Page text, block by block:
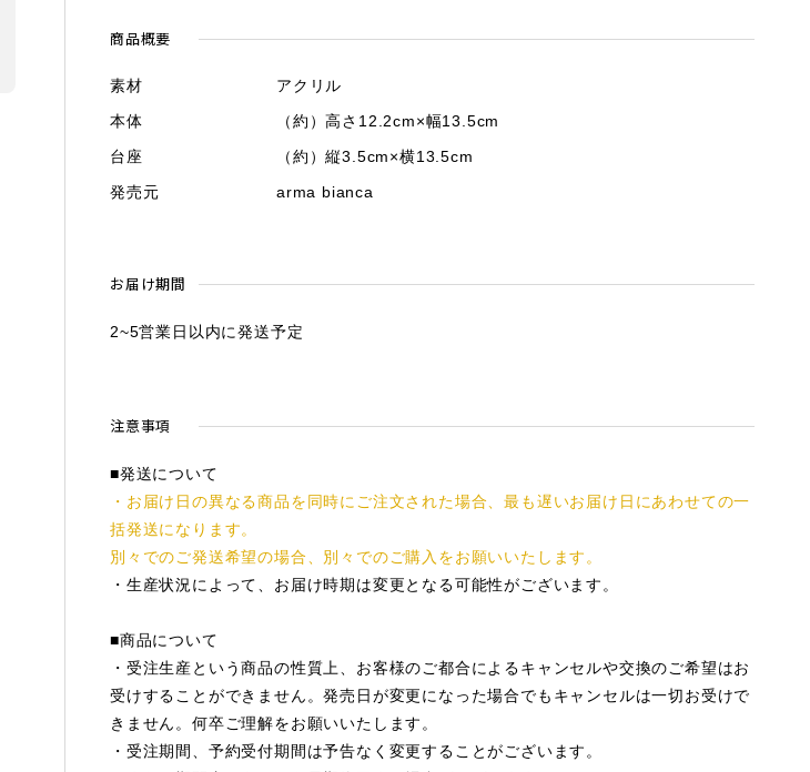
商品概要
素材
アクリル
本体
（約）高さ12.2cm×幅13.5cm
台座
（約）縦3.5cm×横13.5cm
発売元
arma bianca
お届け期間
2~5営業日以内に発送予定
注意事項
■発送について
・お届け日の異なる商品を同時にご注文された場合、最も遅いお届け日にあわせての一
括発送になります。
別々でのご発送希望の場合、別々でのご購入をお願いいたします。
・生産状況によって、お届け時期は変更となる可能性がございます。
■商品について
・受注生産という商品の性質上、お客様のご都合によるキャンセルや交換のご希望はお
受けすることができません。発売日が変更になった場合でもキャンセルは一切お受けで
きません。何卒ご理解をお願いいたします。
・受注期間、予約受付期間は予告なく変更することがございます。